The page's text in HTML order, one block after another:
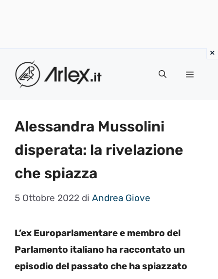
contenuto
Menu
Alessandra Mussolini
disperata: la rivelazione
che spiazza
5 Ottobre 2022 di Andrea Giove
L’ex Europarlamentare e membro del
Parlamento italiano ha raccontato un
episodio del passato che ha spiazzato